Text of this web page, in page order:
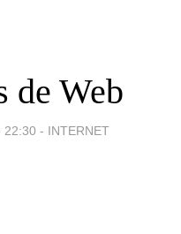
de Web
22:30 - INTERNET